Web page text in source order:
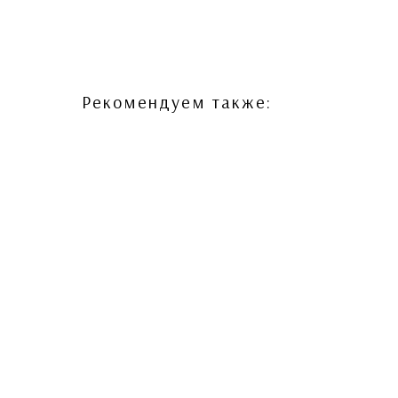
Рекомендуем также: